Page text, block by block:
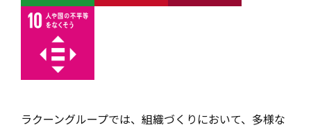
ラクーングループでは、組織づくりにおいて、多様な